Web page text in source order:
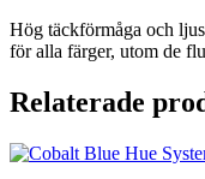
Hög täckförmåga och
för alla färger, utom de
Relaterade